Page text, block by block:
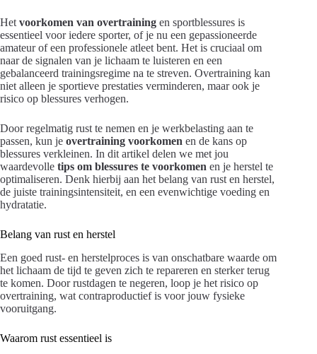
Het voorkomen van overtraining en sportblessures is
essentieel voor iedere sporter, of je nu een gepassioneerde
amateur of een professionele atleet bent. Het is cruciaal om
naar de signalen van je lichaam te luisteren en een
gebalanceerd trainingsregime na te streven. Overtraining kan
niet alleen je sportieve prestaties verminderen, maar ook je
risico op blessures verhogen.
Door regelmatig rust te nemen en je werkbelasting aan te
passen, kun je overtraining voorkomen en de kans op
blessures verkleinen. In dit artikel delen we met jou
waardevolle tips om blessures te voorkomen en je herstel te
optimaliseren. Denk hierbij aan het belang van rust en herstel,
de juiste trainingsintensiteit, en een evenwichtige voeding en
hydratatie.
Belang van rust en herstel
Een goed rust- en herstelproces is van onschatbare waarde om
het lichaam de tijd te geven zich te repareren en sterker terug
te komen. Door rustdagen te negeren, loop je het risico op
overtraining, wat contraproductief is voor jouw fysieke
vooruitgang.
Waarom rust essentieel is